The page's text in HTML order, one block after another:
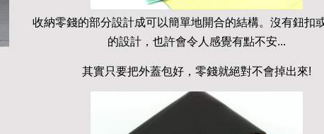
收納零錢的部分設計成可以簡單地開合的結構。沒有鈕扣
的設計，也許會令人感覺有點不安...
其實只要把外蓋包好，零錢就絕對不會掉出來!